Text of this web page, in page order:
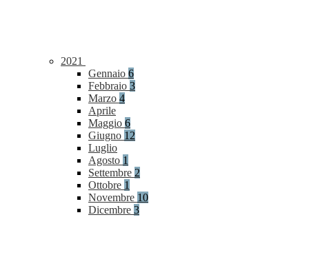
2021
Gennaio 6
Febbraio 3
Marzo 4
Aprile
Maggio 6
Giugno 12
Luglio
Agosto 1
Settembre 2
Ottobre 1
Novembre 10
Dicembre 3